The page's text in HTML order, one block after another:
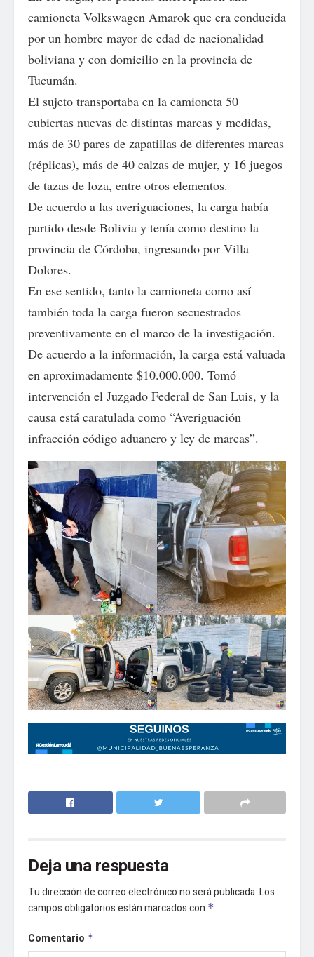
camioneta Volkswagen Amarok que era conducida
por un hombre mayor de edad de nacionalidad
boliviana y con domicilio en la provincia de
Tucumán.
El sujeto transportaba en la camioneta 50
cubiertas nuevas de distintas marcas y medidas,
más de 30 pares de zapatillas de diferentes marcas
(réplicas), más de 40 calzas de mujer, y 16 juegos
de tazas de loza, entre otros elementos.
De acuerdo a las averiguaciones, la carga había
partido desde Bolivia y tenía como destino la
provincia de Córdoba, ingresando por Villa
Dolores.
En ese sentido, tanto la camioneta como así
también toda la carga fueron secuestrados
preventivamente en el marco de la investigación.
De acuerdo a la información, la carga está valuada
en aproximadamente $10.000.000. Tomó
intervención el Juzgado Federal de San Luis, y la
causa está caratulada como “Averiguación
infracción código aduanero y ley de marcas”.
Deja una respuesta
Tu dirección de correo electrónico no será publicada.Los
campos obligatorios están marcados con *
Comentario *